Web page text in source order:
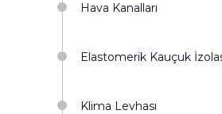
Hava Kanalları
Elastomerik Kauçuk
Klima Levhası